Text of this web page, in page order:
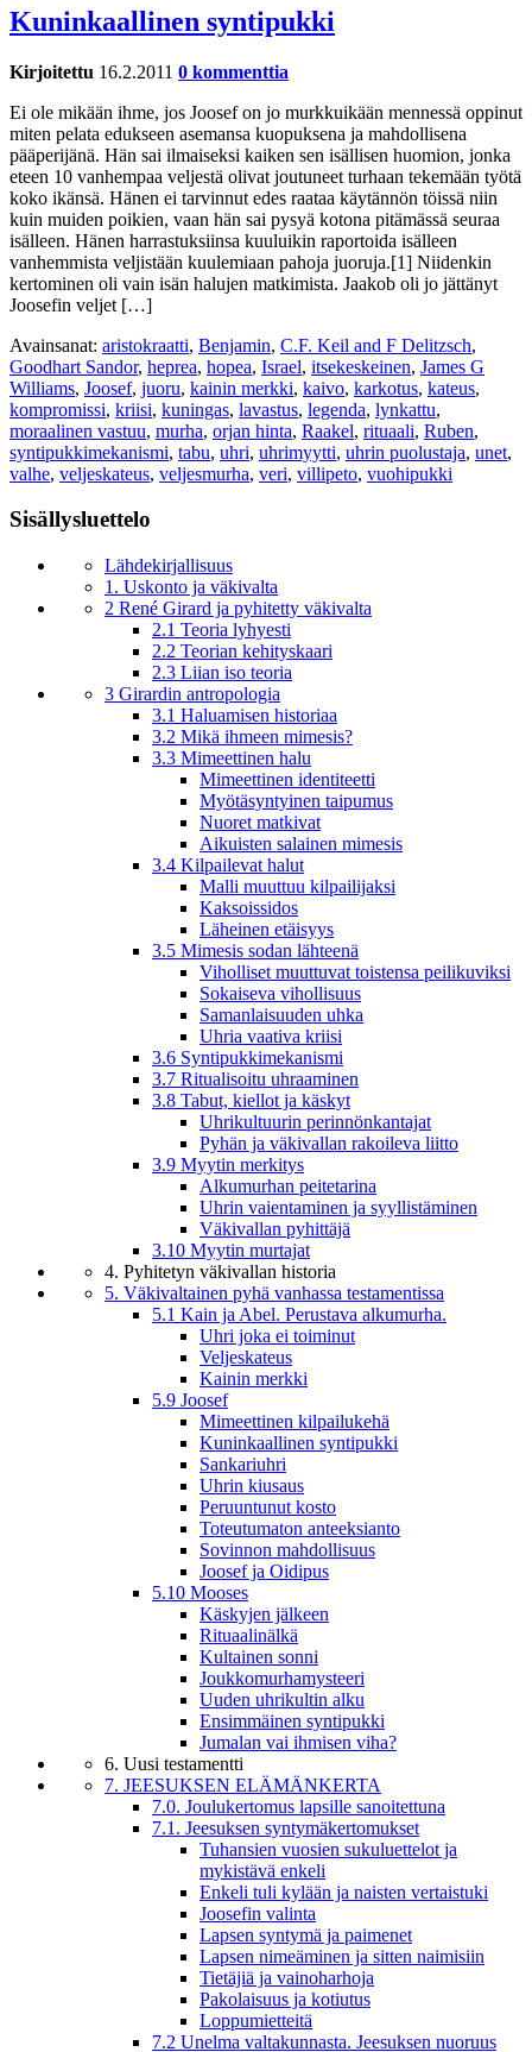
Kuninkaallinen syntipukki
Kirjoitettu 16.2.2011 0 kommenttia
Ei ole mikään ihme, jos Joosef on jo murkkuikään mennessä oppinut
miten pelata edukseen asemansa kuopuksena ja mahdollisena
pääperijänä. Hän sai ilmaiseksi kaiken sen isällisen huomion, jonka
eteen 10 vanhempaa veljestä olivat joutuneet turhaan tekemään työtä
koko ikänsä. Hänen ei tarvinnut edes raataa käytännön töissä niin
kuin muiden poikien, vaan hän sai pysyä kotona pitämässä seuraa
isälleen. Hänen harrastuksiinsa kuuluikin raportoida isälleen
vanhemmista veljistään kuulemiaan pahoja juoruja.[1] Niidenkin
kertominen oli vain isän halujen matkimista. Jaakob oli jo jättänyt
Joosefin veljet […]
Avainsanat: aristokraatti, Benjamin, C.F. Keil and F Delitzsch,
Goodhart Sandor, heprea, hopea, Israel, itsekeskeinen, James G
Williams, Joosef, juoru, kainin merkki, kaivo, karkotus, kateus,
kompromissi, kriisi, kuningas, lavastus, legenda, lynkattu,
moraalinen vastuu, murha, orjan hinta, Raakel, rituaali, Ruben,
syntipukkimekanismi, tabu, uhri, uhrimyytti, uhrin puolustaja, unet,
valhe, veljeskateus, veljesmurha, veri, villipeto, vuohipukki
Sisällysluettelo
Lähdekirjallisuus
1. Uskonto ja väkivalta
2 René Girard ja pyhitetty väkivalta
2.1 Teoria lyhyesti
2.2 Teorian kehityskaari
2.3 Liian iso teoria
3 Girardin antropologia
3.1 Haluamisen historiaa
3.2 Mikä ihmeen mimesis?
3.3 Mimeettinen halu
Mimeettinen identiteetti
Myötäsyntyinen taipumus
Nuoret matkivat
Aikuisten salainen mimesis
3.4 Kilpailevat halut
Malli muuttuu kilpailijaksi
Kaksoissidos
Läheinen etäisyys
3.5 Mimesis sodan lähteenä
Viholliset muuttuvat toistensa peilikuviksi
Sokaiseva vihollisuus
Samanlaisuuden uhka
Uhria vaativa kriisi
3.6 Syntipukkimekanismi
3.7 Ritualisoitu uhraaminen
3.8 Tabut, kiellot ja käskyt
Uhrikultuurin perinnönkantajat
Pyhän ja väkivallan rakoileva liitto
3.9 Myytin merkitys
Alkumurhan peitetarina
Uhrin vaientaminen ja syyllistäminen
Väkivallan pyhittäjä
3.10 Myytin murtajat
4. Pyhitetyn väkivallan historia
5. Väkivaltainen pyhä vanhassa testamentissa
5.1 Kain ja Abel. Perustava alkumurha.
Uhri joka ei toiminut
Veljeskateus
Kainin merkki
5.9 Joosef
Mimeettinen kilpailukehä
Kuninkaallinen syntipukki
Sankariuhri
Uhrin kiusaus
Peruuntunut kosto
Toteutumaton anteeksianto
Sovinnon mahdollisuus
Joosef ja Oidipus
5.10 Mooses
Käskyjen jälkeen
Rituaalinälkä
Kultainen sonni
Joukkomurhamysteeri
Uuden uhrikultin alku
Ensimmäinen syntipukki
Jumalan vai ihmisen viha?
6. Uusi testamentti
7. JEESUKSEN ELÄMÄNKERTA
7.0. Joulukertomus lapsille sanoitettuna
7.1. Jeesuksen syntymäkertomukset
Tuhansien vuosien sukuluettelot ja
mykistävä enkeli
Enkeli tuli kylään ja naisten vertaistuki
Joosefin valinta
Lapsen syntymä ja paimenet
Lapsen nimeäminen ja sitten naimisiin
Tietäjiä ja vainoharhoja
Pakolaisuus ja kotiutus
Loppumietteitä
7.2 Unelma valtakunnasta. Jeesuksen nuoruus